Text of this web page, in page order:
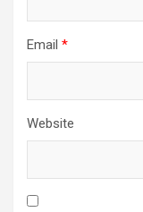
Email *
Website